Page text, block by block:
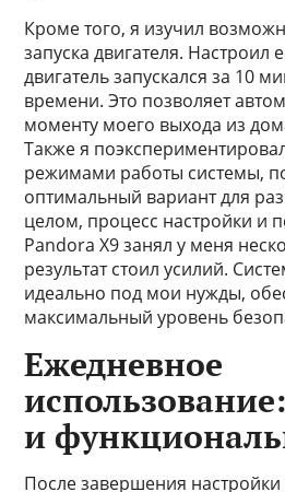
Кроме того, я изучил
запуска двигателя. Настроил
двигатель запускался за 10
времени. Это позволяет
моменту моего выхода из
Также я
режимами работы системы,
оптимальный вариант для
целом, процесс настройки и
Pandora X9 занял у меня
результат стоил усилий.
идеально под мои нужды,
максимальный уровень
Ежедневное
и
После завершения